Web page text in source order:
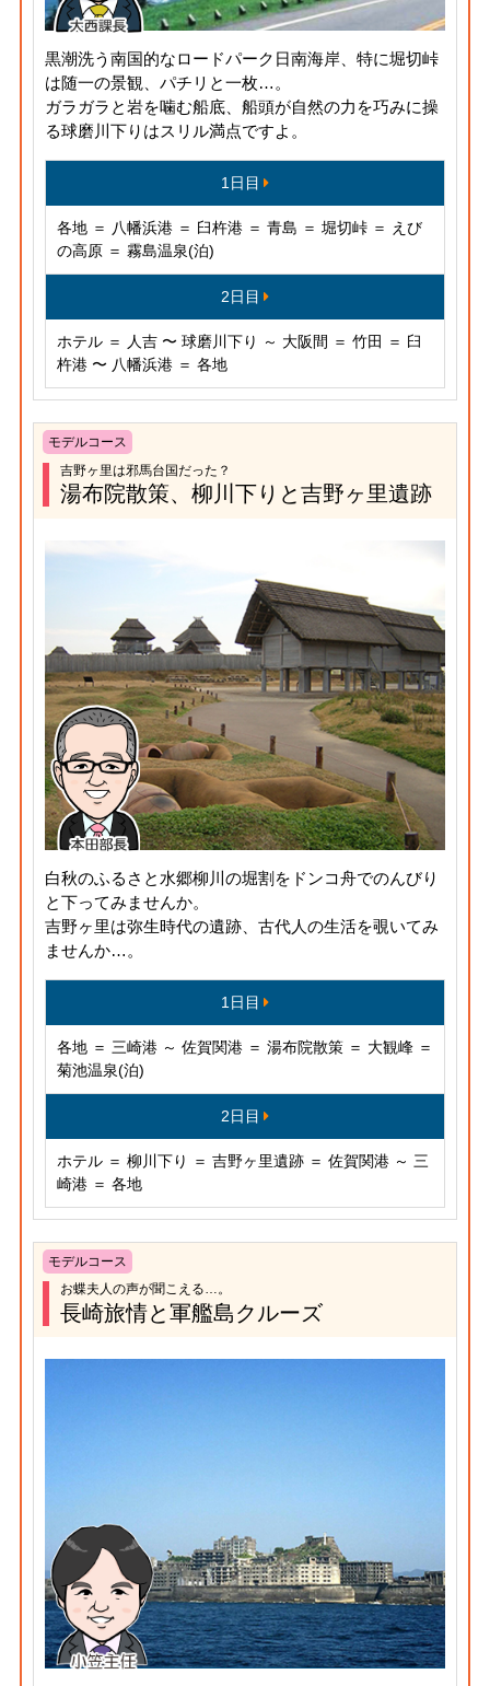
黒潮洗う南国的なロードパーク日南海岸、特に堀切峠
は随一の景観、パチリと一枚…。
ガラガラと岩を噛む船底、船頭が自然の力を巧みに操
る球磨川下りはスリル満点ですよ。
1日目
各地 ＝ 八幡浜港 ＝ 臼杵港 ＝ 青島 ＝ 堀切峠 ＝ えび
の高原 ＝ 霧島温泉(泊)
2日目
ホテル ＝ 人吉 〜 球磨川下り ～ 大阪間 ＝ 竹田 ＝ 臼
杵港 〜 八幡浜港 ＝ 各地
モデルコース
吉野ヶ里は邪馬台国だった？
湯布院散策、柳川下りと吉野ヶ里遺跡
白秋のふるさと水郷柳川の堀割をドンコ舟でのんびり
と下ってみませんか。
吉野ヶ里は弥生時代の遺跡、古代人の生活を覗いてみ
ませんか…。
1日目
各地 ＝ 三崎港 ～ 佐賀関港 ＝ 湯布院散策 ＝ 大観峰 ＝
菊池温泉(泊)
2日目
ホテル ＝ 柳川下り ＝ 吉野ヶ里遺跡 ＝ 佐賀関港 ～ 三
崎港 ＝ 各地
モデルコース
お蝶夫人の声が聞こえる…。
長崎旅情と軍艦島クルーズ